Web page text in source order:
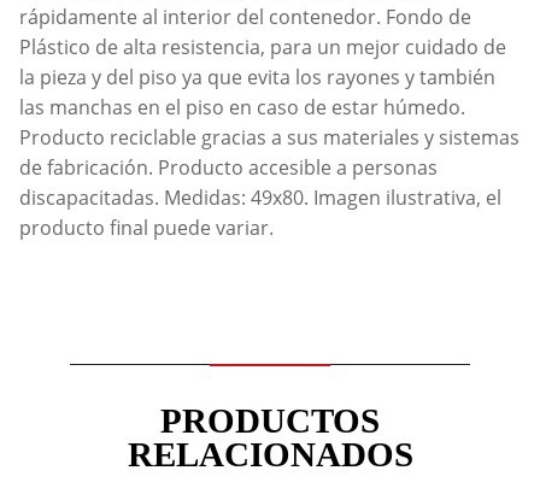
rápidamente al interior del contenedor. Fondo de
Plástico de alta resistencia, para un mejor cuidado de
la pieza y del piso ya que evita los rayones y también
las manchas en el piso en caso de estar húmedo.
Producto reciclable gracias a sus materiales y sistemas
de fabricación. Producto accesible a personas
discapacitadas. Medidas: 49x80. Imagen ilustrativa, el
producto final puede variar.
PRODUCTOS
RELACIONADOS